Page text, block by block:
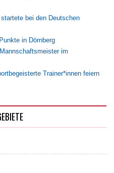
bei den Deutschen
in Dörnberg
im
Trainer*innen feiern